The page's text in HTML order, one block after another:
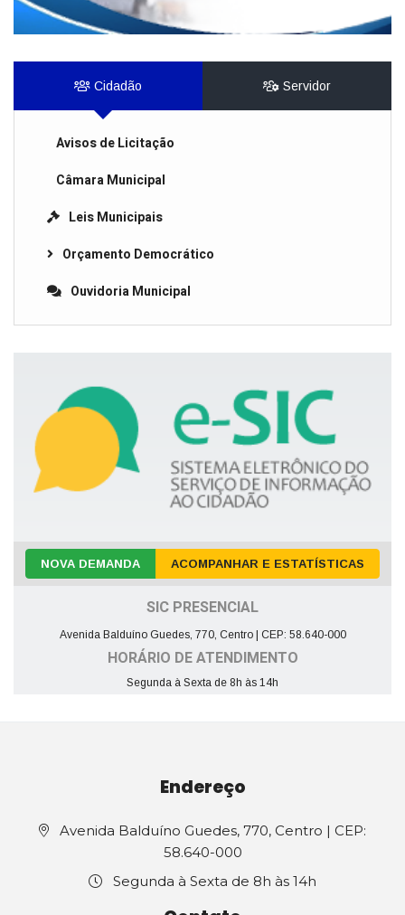
Cidadão Servidor
Avisos de Licitação
Câmara Municipal
Leis Municipais
Orçamento Democrático
Ouvidoria Municipal
NOVA DEMANDA ACOMPANHAR E ESTATÍSTICAS
SIC PRESENCIAL
Avenida Balduíno Guedes, 770, Centro | CEP: 58.640-000
HORÁRIO DE ATENDIMENTO
Segunda à Sexta de 8h às 14h
Endereço
Avenida Balduíno Guedes, 770, Centro | CEP:
58.640-000
Segunda à Sexta de 8h às 14h